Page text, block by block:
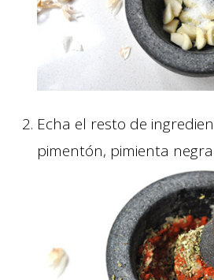
Echa el resto de
pimentón, pimienta